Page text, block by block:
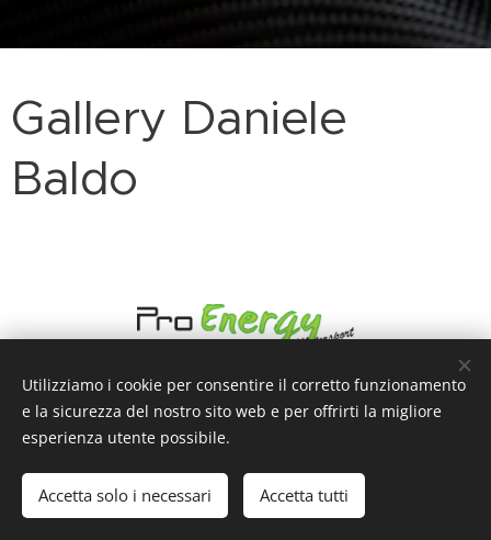
Gallery Daniele
Baldo
© 2017-2024 Pro Energy Motorsport I All Rights Reserved
Cookies
Utilizziamo i cookie per consentire il corretto funzionamento
e la sicurezza del nostro sito web e per offrirti la migliore
esperienza utente possibile.
Accetta solo i necessari Accetta tutti